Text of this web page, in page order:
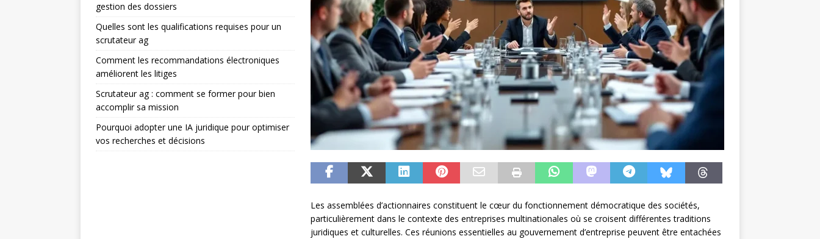
Les assemblées d’actionnaires constituent le cœur du fonctionnement démocratique des sociétés,
particulièrement dans le contexte des entreprises multinationales où se croisent différentes traditions
juridiques et culturelles. Ces réunions essentielles au gouvernement d’entreprise peuvent être entachées
gestion des dossiers
Quelles sont les qualifications requises pour un
scrutateur ag
Comment les recommandations électroniques
améliorent les litiges
Scrutateur ag : comment se former pour bien
accomplir sa mission
Pourquoi adopter une IA juridique pour optimiser
vos recherches et décisions